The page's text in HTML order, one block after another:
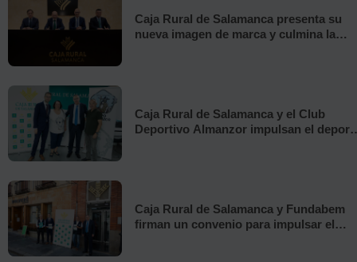
Caja Rural de Salamanca presenta su
nueva imagen de marca y culmina la
Caja Rural de Salamanca y el Club
Deportivo Almanzor impulsan el
Caja Rural de Salamanca y Fundabem
firman un convenio para impulsar el